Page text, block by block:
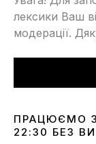
лексики Ваш
модерації.
ПРАЦЮЄМО
22:30 БЕЗ